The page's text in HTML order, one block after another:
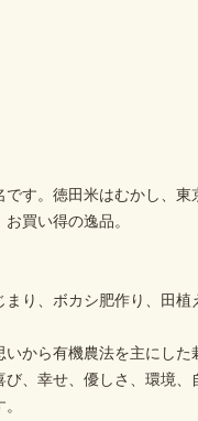
す。徳田米はむかし、
買い得の逸品。
り、ボカシ肥作り、田
から有機農法を主にした
、幸せ、優しさ、環境